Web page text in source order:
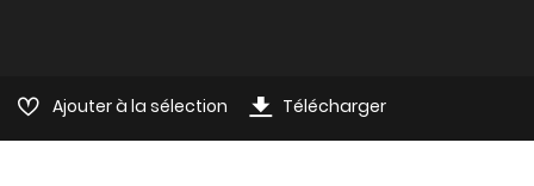
Ajouter à la sélection Télécharger